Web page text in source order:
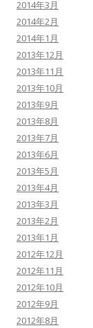
2014年3月
2014年2月
2014年1月
2013年12月
2013年11月
2013年10月
2013年9月
2013年8月
2013年7月
2013年6月
2013年5月
2013年4月
2013年3月
2013年2月
2013年1月
2012年12月
2012年11月
2012年10月
2012年9月
2012年8月